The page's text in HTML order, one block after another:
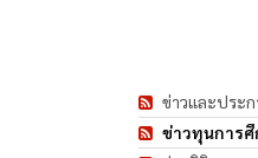
ข่าวและประ
ข่าวทุนการ